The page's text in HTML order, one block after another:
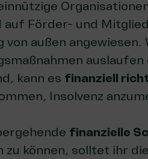
auf Förder- und
außen
kann es finanziell
Insolvenz
finanzielle
können, solltet ihr